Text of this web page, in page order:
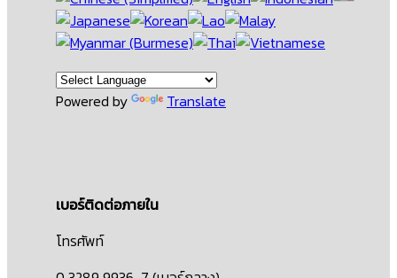
Powered by Translate
เบอร์ติดต่อภายใน
โทรศัพท์